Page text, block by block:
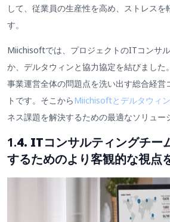
して、従業員の生産性を高め、ストレスを
す。
Miichisoftでは、プロジェクトのITコンサ
か、デルタウィンと協力協定を結びました
事業運営全体の問題点を洗い出す総合経営
トです。そこからMiichisoftとデルタウィン
ネス課題を解決するための最適なソリュー
1.4. ITコンサルティングチー
するためのより客観的な視点